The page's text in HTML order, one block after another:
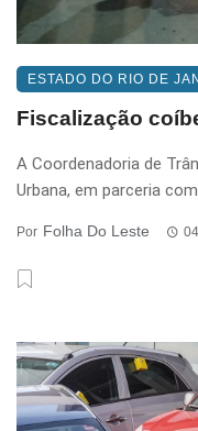
ESTADO DO RIO DE
Fiscalização
A Coordenadoria de
Urbana, em parceria
Por Folha Do Leste